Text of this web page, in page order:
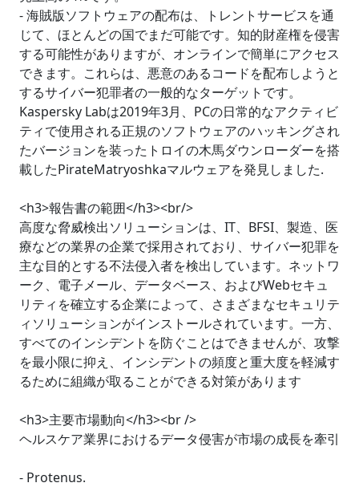
- 海賊版ソフトウェアの配布は、トレントサービスを通
じて、ほとんどの国でまだ可能です。知的財産権を侵害
する可能性がありますが、オンラインで簡単にアクセス
できます。これらは、悪意のあるコードを配布しようと
するサイバー犯罪者の一般的なターゲットです。
Kaspersky Labは2019年3月、PCの日常的なアクティビ
ティで使用される正規のソフトウェアのハッキングされ
たバージョンを装ったトロイの木馬ダウンローダーを搭
載したPirateMatryoshkaマルウェアを発見しました.
<h3>報告書の範囲</h3><br/>
高度な脅威検出ソリューションは、IT、BFSI、製造、医
療などの業界の企業で採用されており、サイバー犯罪を
主な目的とする不法侵入者を検出しています。ネットワ
ーク、電子メール、データベース、およびWebセキュ
リティを確立する企業によって、さまざまなセキュリテ
ィソリューションがインストールされています。一方、
すべてのインシデントを防ぐことはできませんが、攻撃
を最小限に抑え、インシデントの頻度と重大度を軽減す
るために組織が取ることができる対策があります
<h3>主要市場動向</h3><br />
ヘルスケア業界におけるデータ侵害が市場の成長を牽引
- Protenus.